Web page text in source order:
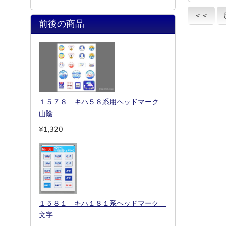
＜＜
前後の商品
１５７８ キハ５８系用ヘッドマーク
山陰
¥1,320
１５８１ キハ１８１系ヘッドマーク
文字